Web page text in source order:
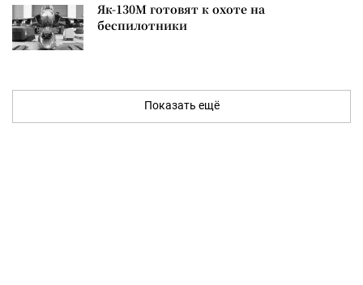
Як-130М готовят к охоте на
беспилотники
Показать ещё